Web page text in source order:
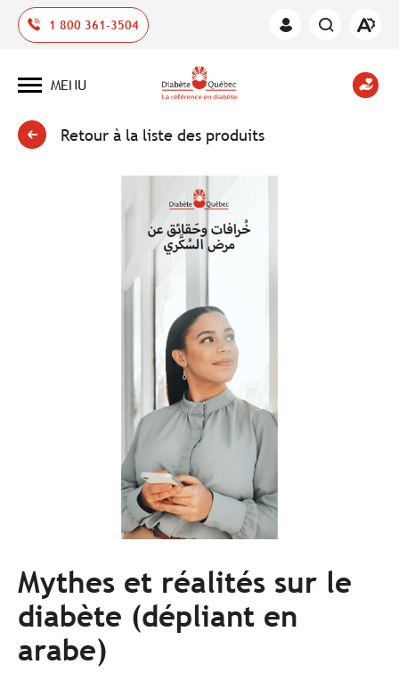
1 800 361-3504
Espace
Ouvrir
Ouvrir
du
site
MENU
Retour à la liste des produits
Mythes et réalités sur le
diabète (dépliant en
arabe)